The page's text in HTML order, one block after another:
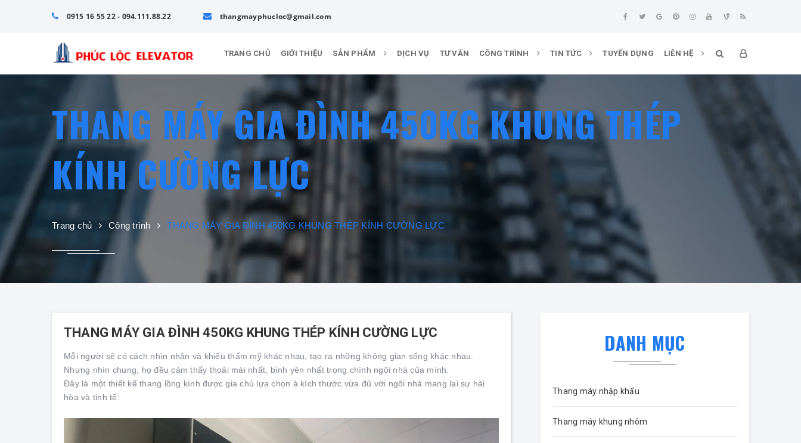
0915 16 55 22 - 094.111.88.22 thangmayphucloc@gmail.com
TRANG CHỦ GIỚI THIỆU SẢN PHẨM DỊCH VỤ TƯ VẤN CÔNG TRÌNH TIN TỨC TUYẾN DỤNG LIÊN HỆ
THANG MÁY GIA ĐÌNH 450KG KHUNG THÉP
KÍNH CƯỜNG LỰC
Trang chủ Công trình THANG MÁY GIA ĐÌNH 450KG KHUNG THÉP KÍNH CƯỜNG LỰC
THANG MÁY GIA ĐÌNH 450KG KHUNG THÉP KÍNH CƯỜNG LỰC
Mỗi người sẽ có cách nhìn nhận và khiếu thẩm mỹ khác nhau, tạo ra những không gian sống khác nhau.
Nhưng nhìn chung, họ đều cảm thấy thoải mái nhất, bình yên nhất trong chính ngôi nhà của mình.
Đây là một thiết kế thang lồng kính được gia chủ lựa chọn à kích thước vừa đủ với ngôi nhà mang lại sự hài
hòa và tinh tế:
DANH MỤC
Thang máy nhập khẩu
Thang máy khung nhôm